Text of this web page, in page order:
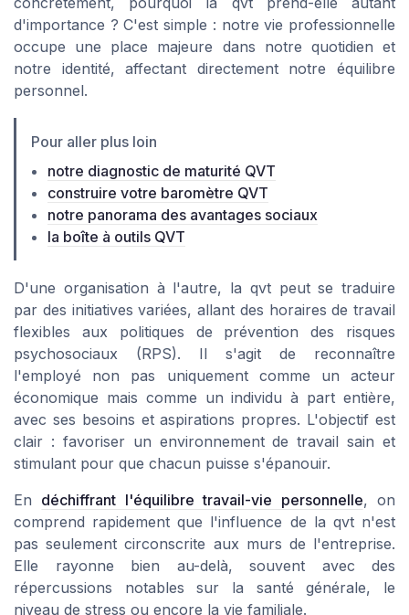
d'importance ? C'est simple : notre vie professionnelle
occupe une place majeure dans notre quotidien et
notre identité, affectant directement notre équilibre
personnel.
Pour aller plus loin
notre diagnostic de maturité QVT
construire votre baromètre QVT
notre panorama des avantages sociaux
la boîte à outils QVT
D'une organisation à l'autre, la qvt peut se traduire
par des initiatives variées, allant des horaires de travail
flexibles aux politiques de prévention des risques
psychosociaux (RPS). Il s'agit de reconnaître
l'employé non pas uniquement comme un acteur
économique mais comme un individu à part entière,
avec ses besoins et aspirations propres. L'objectif est
clair : favoriser un environnement de travail sain et
stimulant pour que chacun puisse s'épanouir.
En déchiffrant l'équilibre travail-vie personnelle, on
comprend rapidement que l'influence de la qvt n'est
pas seulement circonscrite aux murs de l'entreprise.
Elle rayonne bien au-delà, souvent avec des
répercussions notables sur la santé générale, le
niveau de stress ou encore la vie familiale.